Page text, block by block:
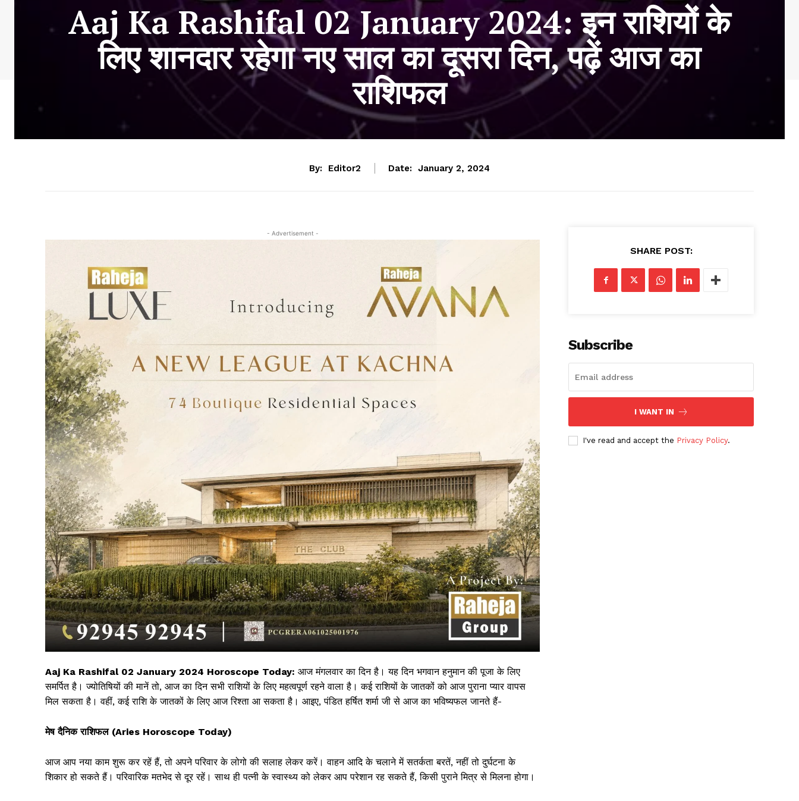
Aaj Ka Rashifal 02 January 2024: इन राशियों के
लिए शानदार रहेगा नए साल का दूसरा दिन, पढ़ें आज का
राशिफल
By: Editor2 Date: January 2, 2024
- Advertisement -
Aaj Ka Rashifal 02 January 2024 Horoscope Today: आज मंगलवार का दिन है। यह दिन भगवान हनुमान की पूजा के लिए
समर्पित है। ज्योतिषियों की मानें तो, आज का दिन सभी राशियों के लिए महत्वपूर्ण रहने वाला है। कई राशियों के जातकों को आज पुराना प्यार वापस
मिल सकता है। वहीं, कई राशि के जातकों के लिए आज रिश्ता आ सकता है। आइए, पंडित हर्षित शर्मा जी से आज का भविष्यफल जानते हैं-
मेष दैनिक राशिफल (Aries Horoscope Today)
आज आप नया काम शुरू कर रहें हैं, तो अपने परिवार के लोगो की सलाह लेकर करें। वाहन आदि के चलाने में सतर्कता बरतें, नहीं तो दुर्घटना के
शिकार हो सकते हैं। परिवारिक मतभेद से दूर रहें। साथ ही पत्नी के स्वास्थ्य को लेकर आप परेशान रह सकते हैं, किसी पुराने मित्र से मिलना होगा।
SHARE POST:
Subscribe
I WANT IN
I've read and accept the Privacy Policy.